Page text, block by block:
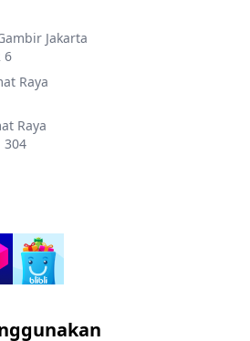
Jakarta
6
Raya
Raya
304